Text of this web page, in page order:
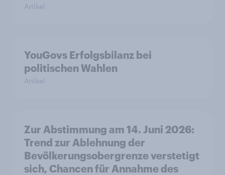
Artikel
YouGovs Erfolgsbilanz bei
politischen Wahlen
Artikel
Zur Abstimmung am 14. Juni 2026:
Trend zur Ablehnung der
Bevölkerungsobergrenze verstetigt
sich, Chancen für Annahme des